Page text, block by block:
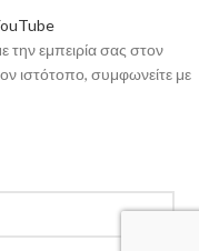
την εμπειρία σας στον
ιστότοπο, συμφωνείτε με